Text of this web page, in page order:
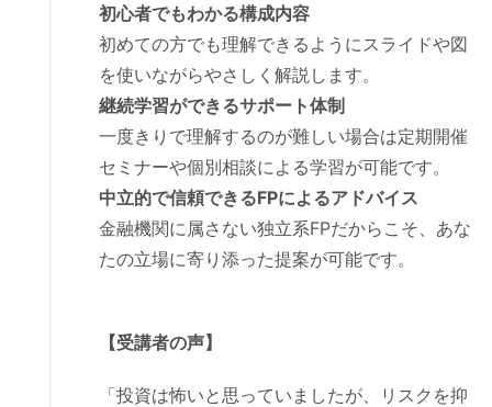
初心者でもわかる構成内容
初めての方でも理解できるようにスライドや図
を使いながらやさしく解説します。
継続学習ができるサポート体制
一度きりで理解するのが難しい場合は定期開催
セミナーや個別相談による学習が可能です。
中立的で信頼できるFPによるアドバイス
金融機関に属さない独立系FPだからこそ、あな
たの立場に寄り添った提案が可能です。
【受講者の声】
「投資は怖いと思っていましたが、リスクを抑